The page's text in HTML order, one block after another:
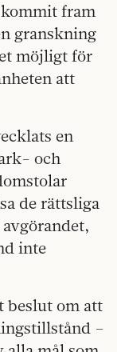
fram
granskning
möjligt för
att
en
och
de rättsliga
inte
beslut om att
–